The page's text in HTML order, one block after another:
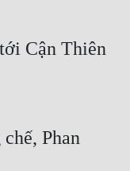
Cận Thiên
Phan